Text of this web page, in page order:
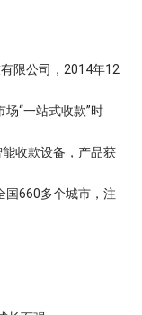
限公司，2014年12
“一站式收款”时
收款设备，产品获
国660多个城市，注